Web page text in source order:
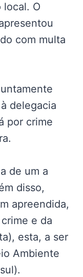
local. O
com multa
delegacia
por crime
de um a
disso,
apreendida,
e da
esta, a ser
Ambiente